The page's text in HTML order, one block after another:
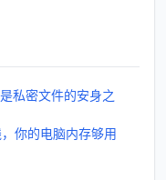
私密文件的安身之
你的电脑内存够用